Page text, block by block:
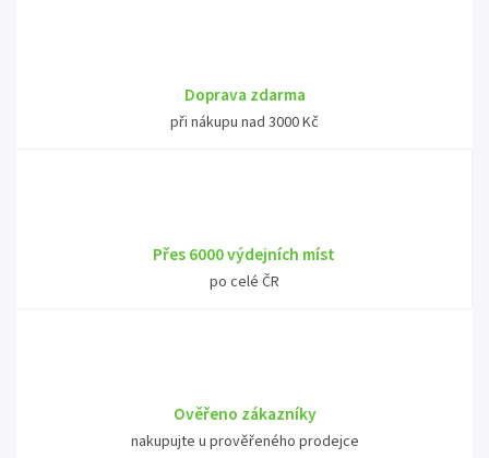
Doprava zdarma
při nákupu nad 3000 Kč
Přes 6000 výdejních míst
po celé ČR
Ověřeno zákazníky
nakupujte u prověřeného prodejce